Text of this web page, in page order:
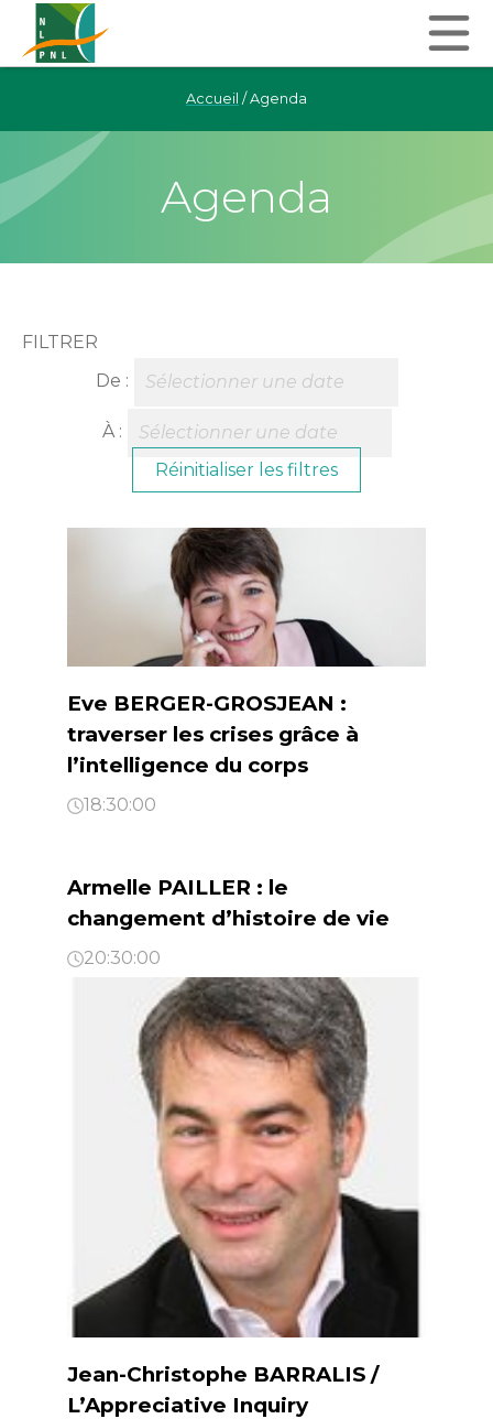
Accueil / Agenda
Agenda
FILTRER
De :
À :
Réinitialiser les filtres
Eve BERGER-GROSJEAN :
traverser les crises grâce à
l’intelligence du corps
18:30:00
Armelle PAILLER : le
changement d’histoire de vie
20:30:00
Jean-Christophe BARRALIS /
L’Appreciative Inquiry